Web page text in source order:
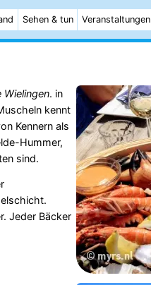
Sehen & tun Veranstaltungen
Wielingen. in
kennt
Kennern als
Hummer,
sind.
Jeder Bäcker